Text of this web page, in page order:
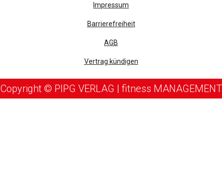
Impressum
Barrierefreiheit
AGB
Vertrag kündigen
Copyright © PIPG VERLAG | fitness MANAGEMENT